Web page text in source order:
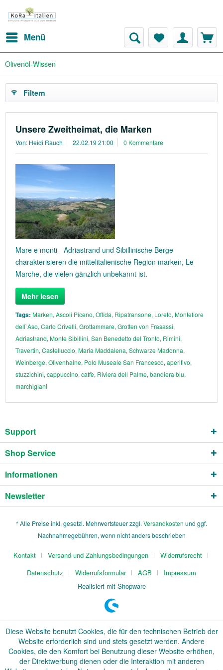
Menü
Olivenöl-Wissen
Filtern
Unsere Zweitheimat, die Marken
Von: Heidi Rauch 22.02.19 21:00 0 Kommentare
Mare e monti - Adriastrand und Sibillinische Berge -
charakterisieren die mittelitalienische Region marken, Le
Marche, die vielen gänzlich unbekannt ist.
Mehr lesen
Tags: Marken, Ascoli Piceno, Offida, Ripatransone, Loreto, Montefiore
dell`Aso, Carlo Crivelli, Grottammare, Grotten von Frasassi,
Adriastrand, Monte Sibillini, San Benedetto del Tronto, Rimini,
Travertin, Castelluccio, Maria Maddalena, Schwarze Madonna,
Weinberge, Olivenhaine, Polo Museale San Francesco, aperitivo,
stuzzichini, cappuccino, caffè, Riviera dell Palme, bandiera blu,
marchigiani
Support
Shop Service
Informationen
Newsletter
* Alle Preise inkl. gesetzl. Mehrwertsteuer zzgl. Versandkosten und ggf.
Nachnahmegebühren, wenn nicht anders beschrieben
Kontakt Versand und Zahlungsbedingungen
Widerrufsrecht
Datenschutz
Widerrufsformular AGB
Impressum
Realisiert mit Shopware
Diese Website benutzt Cookies, die für den technischen Betrieb der
Website erforderlich sind und stets gesetzt werden. Andere
Cookies, die den Komfort bei Benutzung dieser Website erhöhen,
der Direktwerbung dienen oder die Interaktion mit anderen